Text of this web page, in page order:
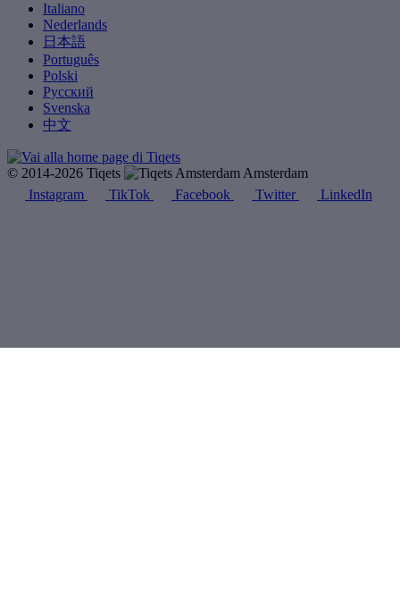
Italiano
Nederlands
日本語
Português
Polski
Русский
Svenska
中文
© 2014-2026 Tiqets
Amsterdam
Instagram
TikTok Facebook Twitter LinkedIn